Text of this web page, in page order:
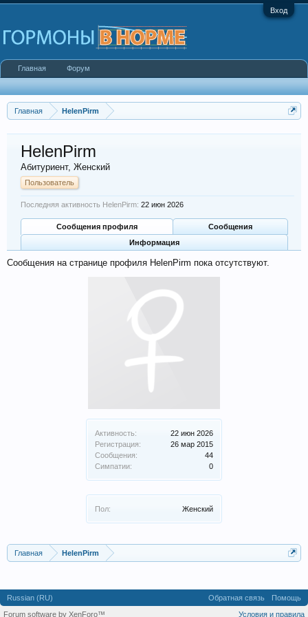
Вход
Главная HelenPirm
Активность:
22 июн 2026
Регистрация:
26 мар 2015
Сообщения:
44
Симпатии:
0
Пол: Женский
HelenPirm
Абитуриент, Женский
Пользователь
Последняя активность HelenPirm: 22 июн 2026
Сообщения профиля
Сообщения
Информация
Сообщения на странице профиля HelenPirm пока отсутствуют.
Главная HelenPirm
Главная Форум
Russian (RU) Обратная связь
Помощь
Условия и правила
Forum software by XenForo™